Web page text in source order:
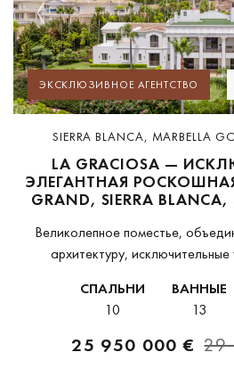
Previous
ЭКСКЛЮЗИВНОЕ АГЕНТСТВО
SIERRA BLANCA, MARBELLA
LA GRACIOSA —
ЭЛЕГАНТНАЯ
GRAND, SIERRA
Великолепное поместье,
архитектуру,
Марбельи.Этот выдающийся
вневременную элегантность,
классическую архитектуру с
СПАЛЬНИ
10
ВАННЫЕ
13
25 950 000 € 29